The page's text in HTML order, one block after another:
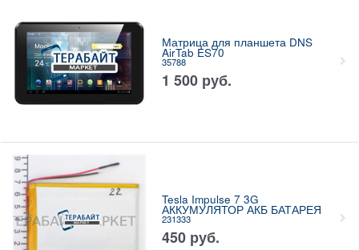
Матрица для планшета DNS
AirTab ES70
35788
1 500 руб.
Tesla Impulse 7 3G
АККУМУЛЯТОР АКБ БАТАРЕЯ
231333
450 руб.